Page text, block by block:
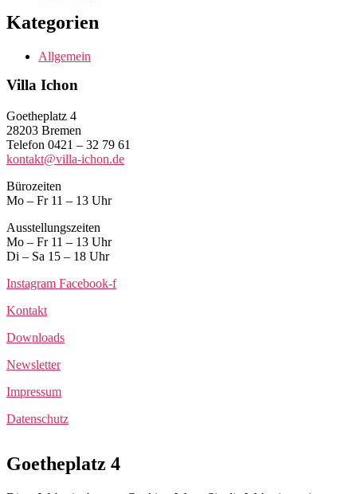
Kategorien
Allgemein
Villa Ichon
Goetheplatz 4
28203 Bremen
Telefon 0421 – 32 79 61
kontakt@villa-ichon.de
Bürozeiten
Mo – Fr 11 – 13 Uhr
Ausstellungszeiten
Mo – Fr 11 – 13 Uhr
Di – Sa 15 – 18 Uhr
Instagram Facebook-f
Kontakt
Downloads
Newsletter
Impressum
Datenschutz
Goetheplatz 4